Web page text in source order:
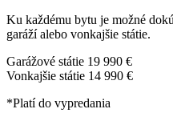
Ku každému bytu je možné
garáží alebo vonkajšie státie.
Garážové státie 19 990 €
Vonkajšie státie 14 990 €
*Platí do vypredania